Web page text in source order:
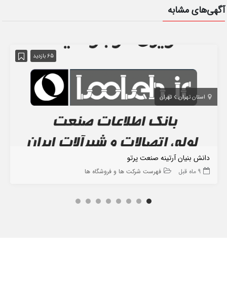
آگهی‌های مشابه
65 بازدید
استان تهران تهران
دانش بنیان آرتینه صنعت پرتو
9 ماه قبل فهرست شرکت ها و فروشگاه ها